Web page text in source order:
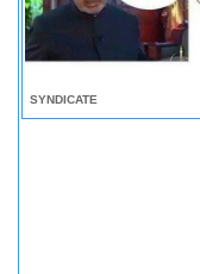
SYNDICATE